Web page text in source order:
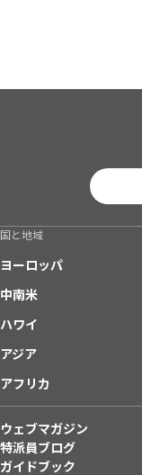
国と地域
ヨーロッパ
中南米
ハワイ
アジア
アフリカ
ウェブマガジン
特派員ブログ
ガイドブック